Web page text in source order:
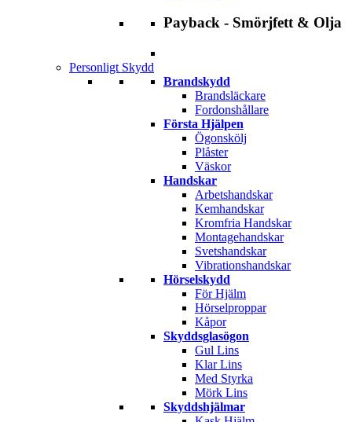
Payback - Smörjfett & Olja
Personligt Skydd
Brandskydd
Brandsläckare
Fordonshållare
Första Hjälpen
Ögonskölj
Plåster
Väskor
Handskar
Arbetshandskar
Kemhandskar
Kromfria Handskar
Montagehandskar
Svetshandskar
Vibrationshandskar
Hörselskydd
För Hjälm
Hörselproppar
Kåpor
Skyddsglasögon
Gul Lins
Klar Lins
Med Styrka
Mörk Lins
Skyddshjälmar